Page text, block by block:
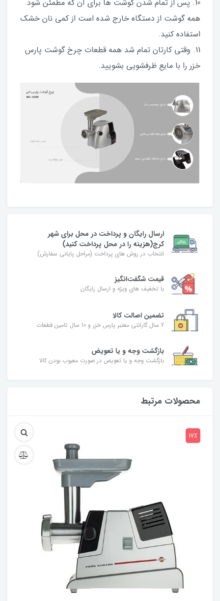
10. پس از تمام شدن گوشت ها برای آن که مطمئن شود
همه گوشت از دستگاه خارج شده است از کمی نان خشک
استفاده کنید.
11. وقتی کارتان تمام شد همه قطعات چرخ گوشت پارس
خزر را با مایع ظرفشویی بشویید.
ارسال رایگان و پرداخت در محل برای شهر
کرج(هزینه را در محل پرداخت کنید)
انتخاب در روش های پرداخت (مراحل پایانی سفارش)
قیمت شگفت‌انگیز
با تخفیف های ویژه و ارسال رایگان
تضمین اصالت کالا
2 سال گارانتی معتبر پارس خزر و 10 سال تامین قطعات
بازگشت وجه و یا تعویض
بازگشت وجه و یا تعویض در صورت معیوب بودن کالا
محصولات مرتبط
17٪